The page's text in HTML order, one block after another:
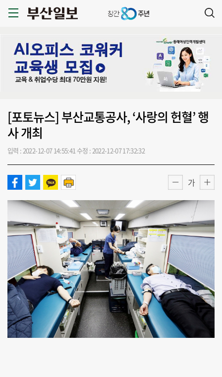
[포토뉴스] 부산교통공사, ‘사랑의 헌혈’ 행
사 개최
입력 : 2022-12-07 14:55:41 수정 : 2022-12-07 17:32:32
가